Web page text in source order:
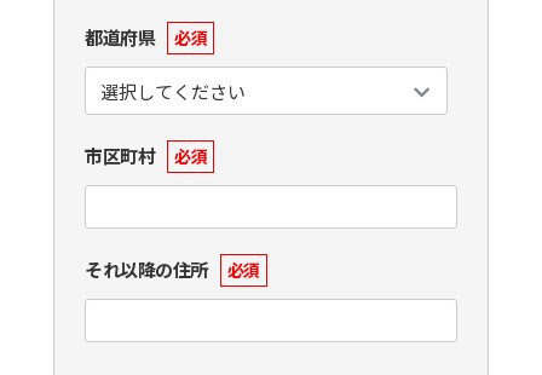
都道府県 必須
市区町村 必須
それ以降の住所 必須